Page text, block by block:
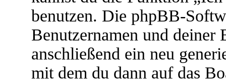
benutzen. Die phpBB-
Benutzernamen und deiner
anschließend ein neu
mit dem du dann auf das